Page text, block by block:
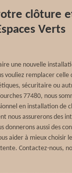
clôture
Verts
une nouvelle
vouliez remplacer celle
sécuritaire ou
77480, nous
en installation de
nous assurerons des
donnerons aussi des
aider à mieux choisir
Contactez-nous,